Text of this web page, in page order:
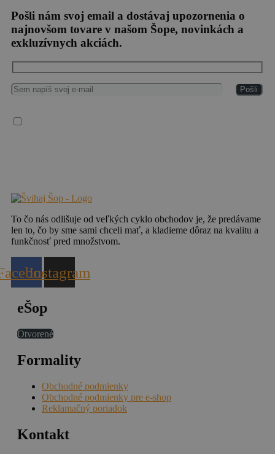
Pošli nám svoj email a dostávaj upozornenia o
najnovšom tovare v našom Šope, novinkách a
exkluzívnych akciách.
To čo nás odlišuje od veľkých cyklo obchodov je, že predávame
len to, čo by sme sami chceli mať, a kladieme dôraz na kvalitu a
funkčnosť pred množstvom.
Instagram
eŠop
Otvorené
Formality
Obchodné podmienky
Obchodné podmienky pre e-shop
Reklamačný poriadok
Kontakt